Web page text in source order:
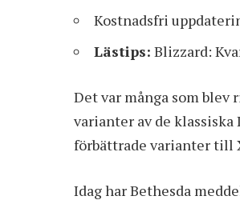
Kostnadsfri
Lästips: Blizzard:
Det var många som blev
varianter av de klassiska
förbättrade varianter till
Idag har Bethesda